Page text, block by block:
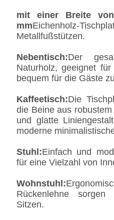
mit einer Breite
mmEichenholz-
Metallfußstützen.
Nebentisch:Der
Naturholz, geeignet
bequem für die Gäste
Kaffeetisch:Die
die Beine aus
und glatte
moderne
Stuhl:Einfach und
für eine Vielzahl von
Wohnstuhl:
Rückenlehne
Sitzen.